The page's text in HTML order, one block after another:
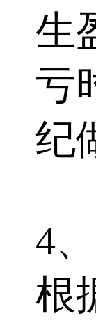
生
亏
纪
4
根